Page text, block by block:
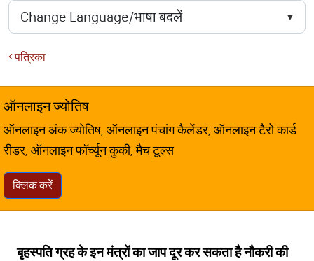
पत्रिका
ऑनलाइन ज्योतिष
ऑनलाइन अंक ज्योतिष, ऑनलाइन पंचांग कैलेंडर, ऑनलाइन टैरो कार्ड
रीडर, ऑनलाइन फॉर्च्यून कुकी, मैच टूल्स
क्लिक करें
बृहस्पति ग्रह के इन मंत्रों का जाप दूर कर सकता है नौकरी की